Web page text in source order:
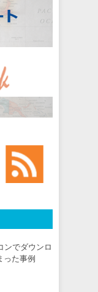
ンでダウンロ
った事例